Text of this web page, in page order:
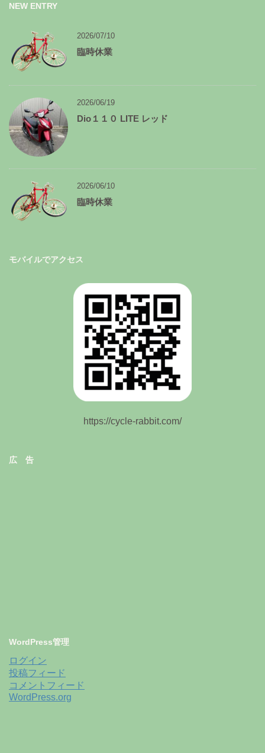
ー
ブ
NEW ENTRY
2026/07/10
臨時休業
2026/06/19
Dio１１０ LITE レッド
2026/06/10
臨時休業
モバイルでアクセス
https://cycle-rabbit.com/
広 告
WordPress管理
ログイン
投稿フィード
コメントフィード
WordPress.org